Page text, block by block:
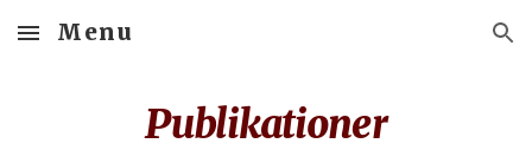
Skip to main content Skip to navigation
Menu
Publikationer